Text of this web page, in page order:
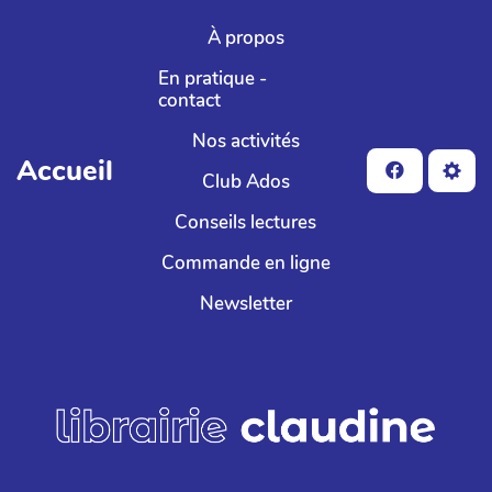
Aller au contenu principal
Accueil
À propos
En pratique -
contact
Nos activités
Club Ados
Conseils lectures
Commande en ligne
Newsletter